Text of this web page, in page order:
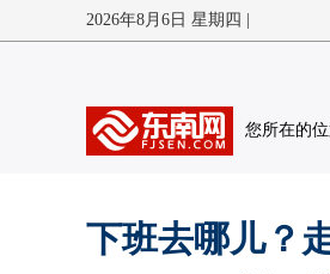
2026年8月6日 星期四 |
您所在的
下班去哪儿？